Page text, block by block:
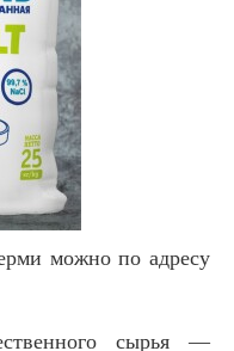
можно по адресу
сырья —